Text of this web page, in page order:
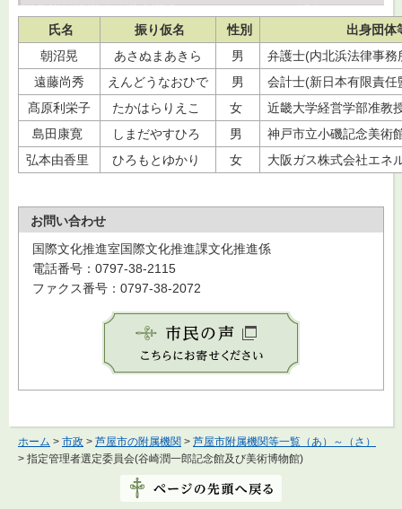
氏名 振り仮名 性別
出身団体
朝沼晃
あさぬまあきら 男
弁護士(内北浜法律事
遠藤尚秀
えんどうなおひで 男
会計士(新日本有限責
髙原利栄子
たかはらりえこ 女
近畿大学経営学部准教
島田康寛
しまだやすひろ 男
神戸市立小磯記念美術
弘本由香里
ひろもとゆかり 女 大阪ガス株式会社エネ
お問い合わせ
国際文化推進室国際文化推進課文化推進係
電話番号：0797-38-2115
ファクス番号：0797-38-2072
ホーム > 市政 > 芦屋市の附属機関 > 芦屋市附属機関等一覧（あ）～（さ）
> 指定管理者選定委員会(谷崎潤一郎記念館及び美術博物館)